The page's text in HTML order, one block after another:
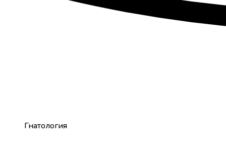
Гнатология